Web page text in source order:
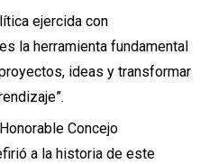
ejercida con
la herramienta fundamental
ideas y transformar
Concejo
a la historia de este